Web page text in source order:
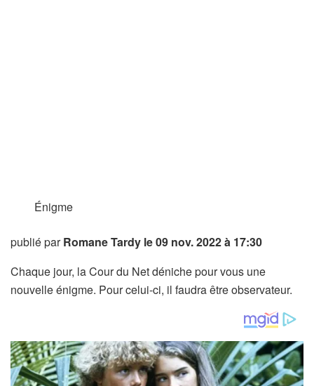
Énigme
publié parRomane Tardy le 09 nov. 2022 à 17:30
Chaque jour, la Cour du Net déniche pour vous une
nouvelle énigme. Pour celui-ci, il faudra être observateur.